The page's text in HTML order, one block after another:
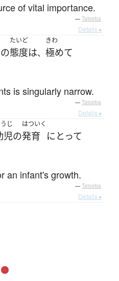
of vital importance.
— Tatoeba
Details ▸
の
たいど
態度は、
きわ
極めて
is singularly narrow.
— Tatoeba
Details ▸
じ
児の
はついく
発育 にとって
an infant's growth.
— Tatoeba
Details ▸